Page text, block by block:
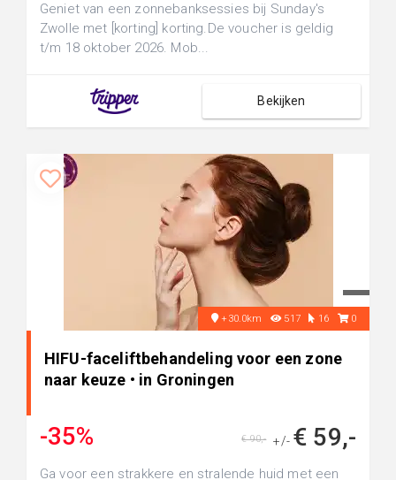
Geniet van een zonnebanksessies bij Sunday's
Zwolle met [korting] korting.De voucher is geldig
t/m 18 oktober 2026. Mob...
Bekijken
+30.0km 517 16 0
HIFU-faceliftbehandeling voor een zone
naar keuze • in Groningen
-35% +/- € 59,-
€ 90,-
Ga voor een strakkere en stralende huid met een